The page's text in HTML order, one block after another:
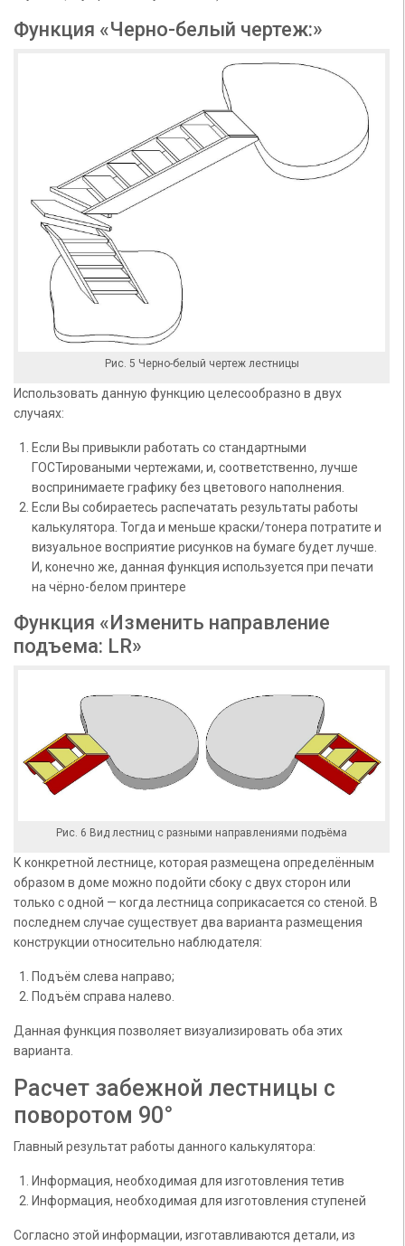
Функция «Черно-белый чертеж:»
Рис. 5 Черно-белый чертеж лестницы
Использовать данную функцию целесообразно в двух
случаях:
Если Вы привыкли работать со стандартными
ГОСТироваными чертежами, и, соответственно, лучше
воспринимаете графику без цветового наполнения.
Если Вы собираетесь распечатать результаты работы
калькулятора. Тогда и меньше краски/тонера потратите и
визуальное восприятие рисунков на бумаге будет лучше.
И, конечно же, данная функция используется при печати
на чёрно-белом принтере
Функция «Изменить направление
подъема: LR»
Рис. 6 Вид лестниц с разными направлениями подъёма
К конкретной лестнице, которая размещена определённым
образом в доме можно подойти сбоку с двух сторон или
только с одной — когда лестница соприкасается со стеной. В
последнем случае существует два варианта размещения
конструкции относительно наблюдателя:
Подъём слева направо;
Подъём справа налево.
Данная функция позволяет визуализировать оба этих
варианта.
Расчет забежной лестницы с
поворотом 90°
Главный результат работы данного калькулятора:
Информация, необходимая для изготовления тетив
Информация, необходимая для изготовления ступеней
Согласно этой информации, изготавливаются детали, из